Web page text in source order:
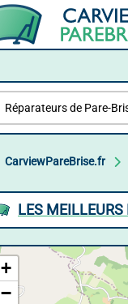
CarviewPareBrise.fr
LES MEILLEURS
+
−